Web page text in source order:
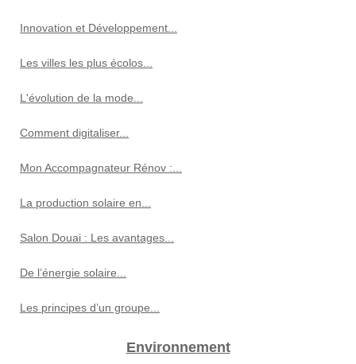
Innovation et Développement...
Les villes les plus écolos...
L'évolution de la mode...
Comment digitaliser...
Mon Accompagnateur Rénov :...
La production solaire en...
Salon Douai : Les avantages...
De l’énergie solaire...
Les principes d’un groupe...
Environnement